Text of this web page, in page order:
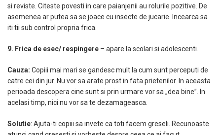
si reviste. Citeste povesti in care paianjenii au rolurile pozitive. De
asemenea ar putea sa se joace cu insecte de jucarie. Incearca sa
iti tii sub control propria frica.
9. Frica de esec/ respingere – apare la scolari si adolescenti.
Cauza: Copiii mai mari se gandesc mult la cum sunt perceputi de
catre cei din jur. Nu vor sa arate prost in fata prietenilor. In aceasta
perioada descopera cine sunt si prin urmare vor sa „dea bine”. In
acelasi timp, nici nu vor sa te dezamageasca.
Solutie: Ajuta-ti copiii sa invete ca toti facem greseli. Recunoaste